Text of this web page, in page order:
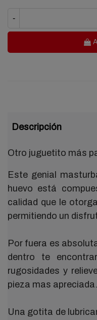
-
Descripción
Otro juguetito más
Este genial
huevo está
calidad que le
permitiendo un
Por fuera es
dentro te
rugosidades y
pieza mas apreciada.
Una gotita de